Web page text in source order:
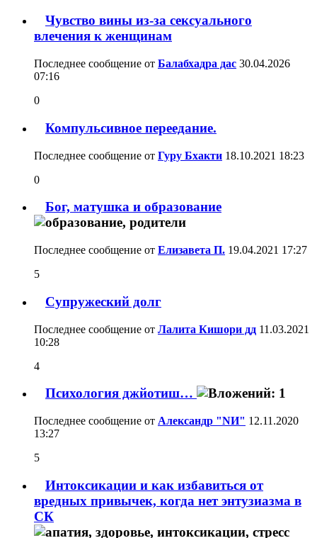
Чувство вины из-за сексуального
влечения к женщинам
Последнее сообщение от Балабхадра дас 30.04.2026
07:16
0
Компульсивное переедание.
Последнее сообщение от Гуру Бхакти 18.10.2021 18:23
0
Бог, матушка и образование
Последнее сообщение от Елизавета П. 19.04.2021 17:27
5
Супружеский долг
Последнее сообщение от Лалита Кишори дд 11.03.2021
10:28
4
Психология джйотиш…
Последнее сообщение от Александр "NИ" 12.11.2020
13:27
5
Интоксикации и как избавиться от
вредных привычек, когда нет энтузиазма в
СК